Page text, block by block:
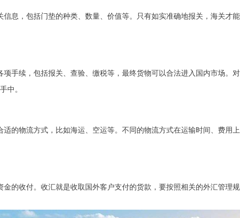
息，包括门垫的种类、数量、价值等。只有如实准确地报关，海关才
手续，包括报关、查验、缴税等，最终货物可以合法进入国内市场。
中。
适的物流方式，比如海运、空运等。不同的物流方式在运输时间、费用
的收付。收汇就是收取国外客户支付的货款，要按照相关的外汇管理规